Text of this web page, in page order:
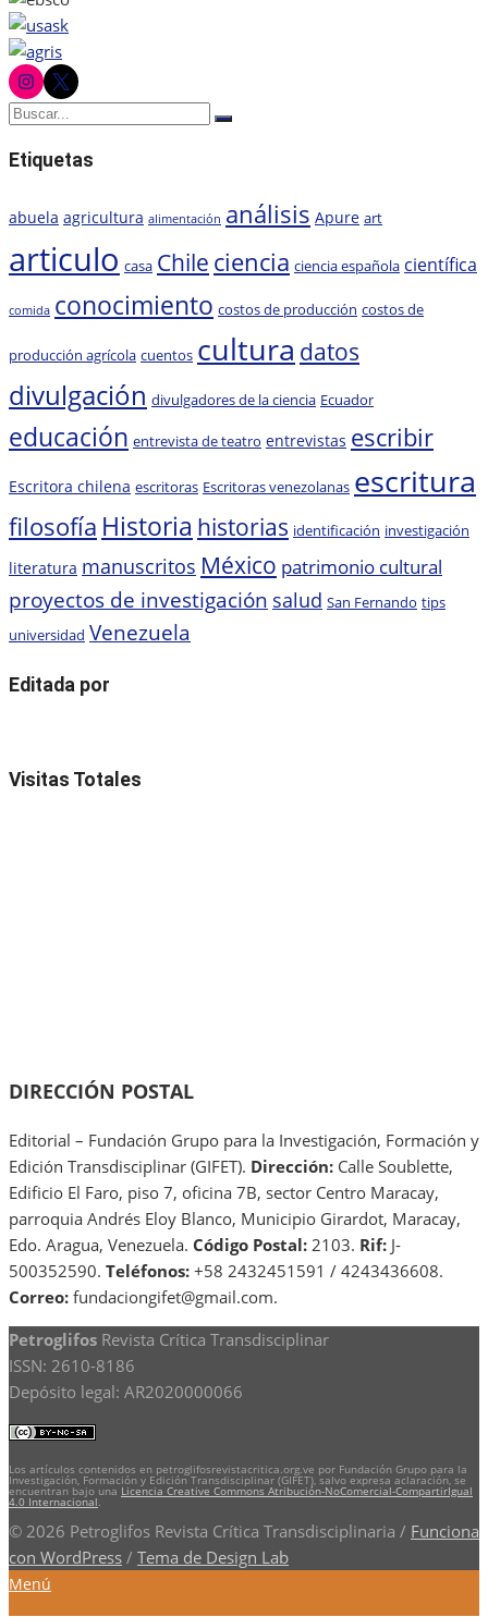
instagram
twitter
Buscar:
Buscar
Etiquetas
abuela agricultura alimentación análisis Apure art
articulo casa Chile ciencia ciencia española científica
comida conocimiento costos de producción costos de
producción agrícola cuentos cultura datos
divulgación divulgadores de la ciencia Ecuador
educación entrevista de teatro entrevistas escribir
Escritora chilena escritoras Escritoras venezolanas escritura
filosofía Historia historias identificación investigación
literatura manuscritos México patrimonio cultural
proyectos de investigación salud San Fernando tips
universidad Venezuela
Editada por
Visitas Totales
DIRECCIÓN POSTAL
Editorial – Fundación Grupo para la Investigación, Formación y
Edición Transdisciplinar (GIFET). Dirección: Calle Soublette,
Edificio El Faro, piso 7, oficina 7B, sector Centro Maracay,
parroquia Andrés Eloy Blanco, Municipio Girardot, Maracay,
Edo. Aragua, Venezuela. Código Postal: 2103. Rif: J-
500352590. Teléfonos: +58 2432451591 / 4243436608.
Correo: fundaciongifet@gmail.com.
Petroglifos Revista Crítica Transdisciplinar
ISSN: 2610-8186
Depósito legal: AR2020000066
Los artículos contenidos en petroglifosrevistacritica.org.ve por Fundación Grupo para la
Investigación, Formación y Edición Transdisciplinar (GIFET), salvo expresa aclaración, se
encuentran bajo una Licencia Creative Commons Atribución-NoComercial-CompartirIgual
4.0 Internacional
© 2026 Petroglifos Revista Crítica Transdisciplinaria / Funciona
con WordPress / Tema de Design Lab
Menú